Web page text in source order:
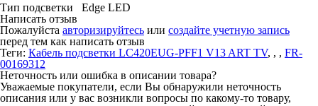
Тип подсветки
Edge LED
Написать отзыв
Пожалуйста авторизируйтесь или создайте учетную запись
перед тем как написать отзыв
Теги: Кабель подсветки LC420EUG-PFF1 V13 ART TV, , , FR-
00169312
Неточность или ошибка в описании товара?
Уважаемые покупатели, если Вы обнаружили неточность
описания или у вас возникли вопросы по какому-то товару,